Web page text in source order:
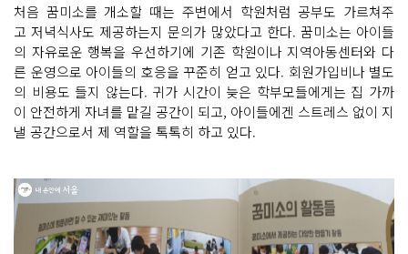
처음 꿈미소를 개소할 때는 주변에서 학원처럼 공부도 가르쳐주
고 저녁식사도 제공하는지 문의가 많았다고 한다. 꿈미소는 아이들
의 자유로운 행복을 우선하기에 기존 학원이나 지역아동센터와 다
른 운영으로 아이들의 호응을 꾸준히 얻고 있다. 회원가입비나 별도
의 비용도 들지 않는다. 귀가 시간이 늦은 학부모들에게는 집 가까
이 안전하게 자녀를 맡길 공간이 되고, 아이들에겐 스트레스 없이 지
낼 공간으로서 제 역할을 톡톡히 하고 있다.